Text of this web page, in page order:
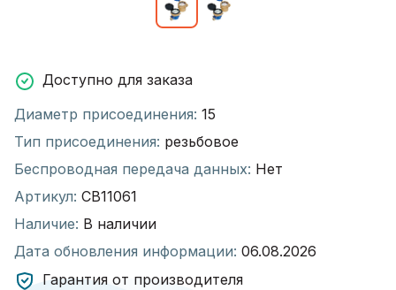
Доступно для заказа
Диаметр присоединения: 15
Тип присоединения: резьбовое
Беспроводная передача данных: Нет
Артикул: СВ11061
Наличие: В наличии
Дата обновления информации: 06.08.2026
Гарантия от производителя